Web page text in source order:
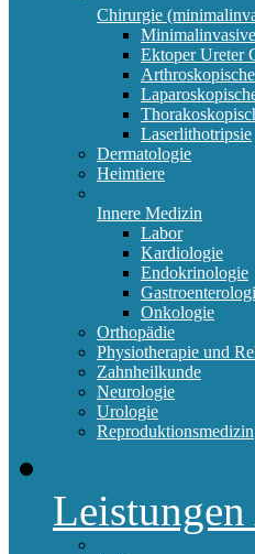
Chirurgie
Ektoper Ureter
Laserlithotripsie
Dermatologie
Heimtiere
Innere Medizin
Labor
Kardiologie
Endokrinologie
Onkologie
Orthopädie
Physiotherapie und
Zahnheilkunde
Neurologie
Urologie
Reproduktionsmedizin